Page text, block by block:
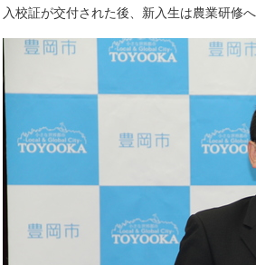
入校証が交付された後、新入生は農業研修